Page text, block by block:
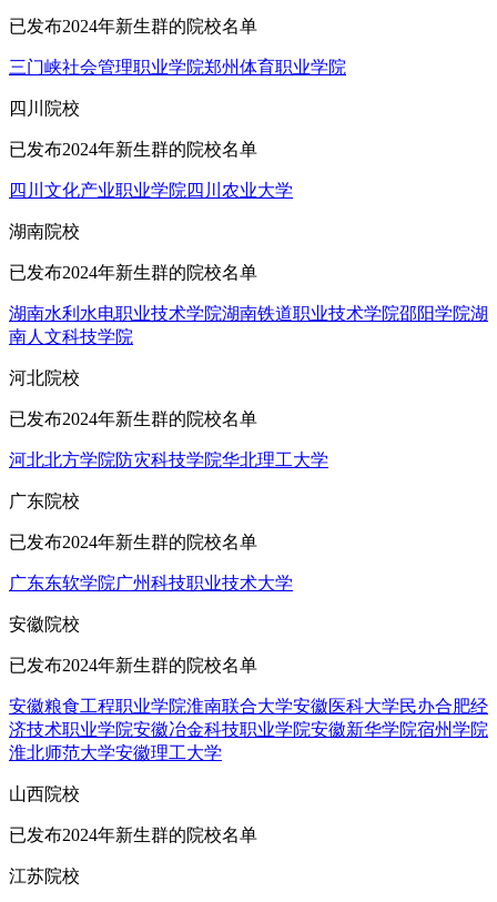
已发布2024年新生群的院校名单
三门峡社会管理职业学院郑州体育职业学院
四川院校
已发布2024年新生群的院校名单
四川文化产业职业学院 四川农业大学
湖南院校
已发布2024年新生群的院校名单
湖南水利水电职业技术学院湖南铁道职业技术学院邵阳学院湖
南人文科技学院
河北院校
已发布2024年新生群的院校名单
河北北方学院防灾科技学院华北理工大学
广东院校
已发布2024年新生群的院校名单
广东东软学院广州科技职业技术大学
安徽院校
已发布2024年新生群的院校名单
安徽粮食工程职业学院淮南联合大学安徽医科大学民办合肥经
济技术职业学院安徽冶金科技职业学院安徽新华学院宿州学院
淮北师范大学安徽理工大学
山西院校
已发布2024年新生群的院校名单
江苏院校